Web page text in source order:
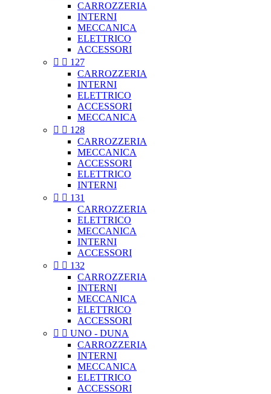
CARROZZERIA
INTERNI
MECCANICA
ELETTRICO
ACCESSORI
  127
CARROZZERIA
INTERNI
ELETTRICO
ACCESSORI
MECCANICA
  128
CARROZZERIA
MECCANICA
ACCESSORI
ELETTRICO
INTERNI
  131
CARROZZERIA
ELETTRICO
MECCANICA
INTERNI
ACCESSORI
  132
CARROZZERIA
INTERNI
MECCANICA
ELETTRICO
ACCESSORI
  UNO - DUNA
CARROZZERIA
INTERNI
MECCANICA
ELETTRICO
ACCESSORI